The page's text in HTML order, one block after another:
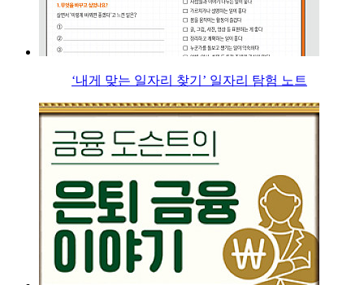
‘내게 맞는 일자리 찾기’ 일자리 탐험 노트